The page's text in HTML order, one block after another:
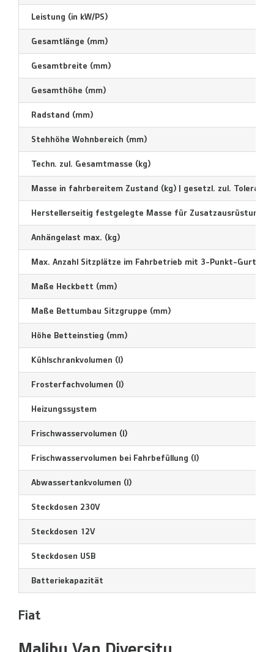
Leistung (in kW/PS)
Gesamtlänge (mm)
Gesamtbreite (mm)
Gesamthöhe (mm)
Radstand (mm)
Stehhöhe Wohnbereich (mm)
Techn. zul. Gesamtmasse (kg)
Masse in fahrbereitem Zustand (kg) | gesetzl. zul. Toleranz
Herstellerseitig festgelegte Masse für Zusatzausrüstung in
Anhängelast max. (kg)
Max. Anzahl Sitzplätze im Fahrbetrieb mit 3-Punkt-Gurt
Maße Heckbett (mm)
Maße Bettumbau Sitzgruppe (mm)
Höhe Betteinstieg (mm)
Kühlschrankvolumen (l)
Frosterfachvolumen (l)
Heizungssystem
Frischwasservolumen (l)
Frischwasservolumen bei Fahrbefüllung (l)
Abwassertankvolumen (l)
Steckdosen 230V
Steckdosen 12V
Steckdosen USB
Batteriekapazität
Fiat
Malibu Van Diversity